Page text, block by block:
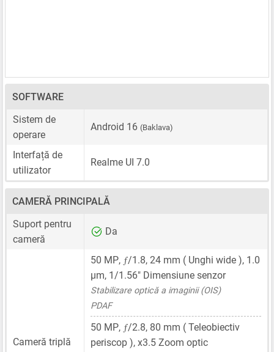
SOFTWARE
Sistem de
operare
Android 16 (Baklava)
Interfață de
utilizator
Realme UI 7.0
CAMERĂ PRINCIPALĂ
Suport pentru
cameră
Da
Cameră triplă
50 MP, ƒ/1.8, 24 mm ( Unghi wide ), 1.0
μm, 1/1.56" Dimensiune senzor
Stabilizare optică a imaginii (OIS)
PDAF
50 MP, ƒ/2.8, 80 mm ( Teleobiectiv
periscop ), x3.5 Zoom optic